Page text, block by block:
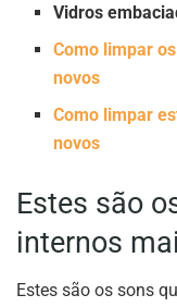
Vidros
Como limpar
novos
Como limpar
novos
Estes são
internos
Estes são os sons